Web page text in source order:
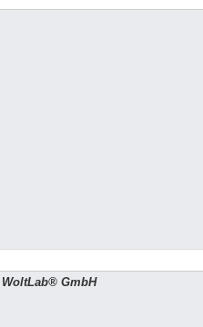
WoltLab® GmbH